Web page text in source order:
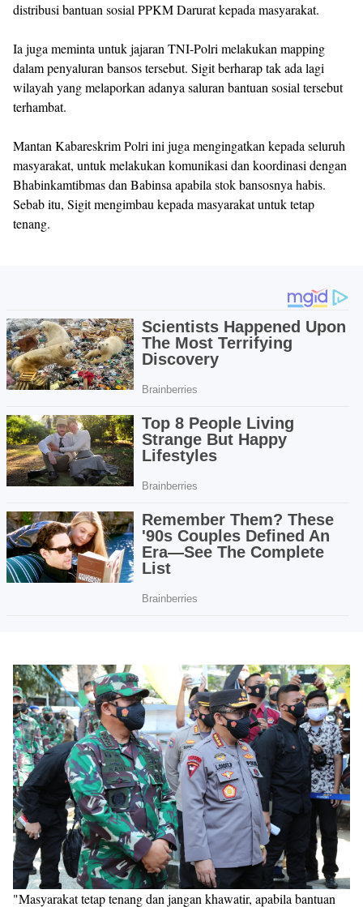
distribusi bantuan sosial PPKM Darurat kepada masyarakat.
Ia juga meminta untuk jajaran TNI-Polri melakukan mapping
dalam penyaluran bansos tersebut. Sigit berharap tak ada lagi
wilayah yang melaporkan adanya saluran bantuan sosial tersebut
terhambat.
Mantan Kabareskrim Polri ini juga mengingatkan kepada seluruh
masyarakat, untuk melakukan komunikasi dan koordinasi dengan
Bhabinkamtibmas dan Babinsa apabila stok bansosnya habis.
Sebab itu, Sigit mengimbau kepada masyarakat untuk tetap
tenang.
"Masyarakat tetap tenang dan jangan khawatir, apabila bantuan